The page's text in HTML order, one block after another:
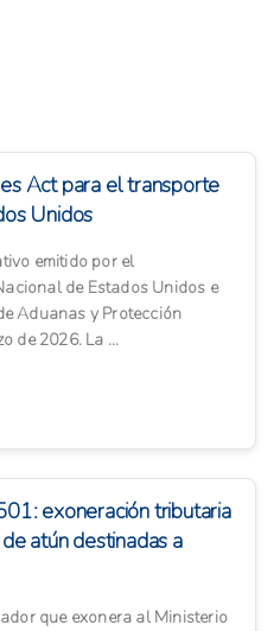
Act para el transporte
Unidos
emitido por el
de Estados Unidos e
Aduanas y Protección
de 2026. La ...
exoneración tributaria
atún destinadas a
que exonera al Ministerio